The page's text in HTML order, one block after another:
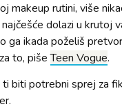
makeup rutini, više
dolazi u krutoj
ga ikada poželiš
to, pišeTeen Vogue.
biti potrebni sprej za